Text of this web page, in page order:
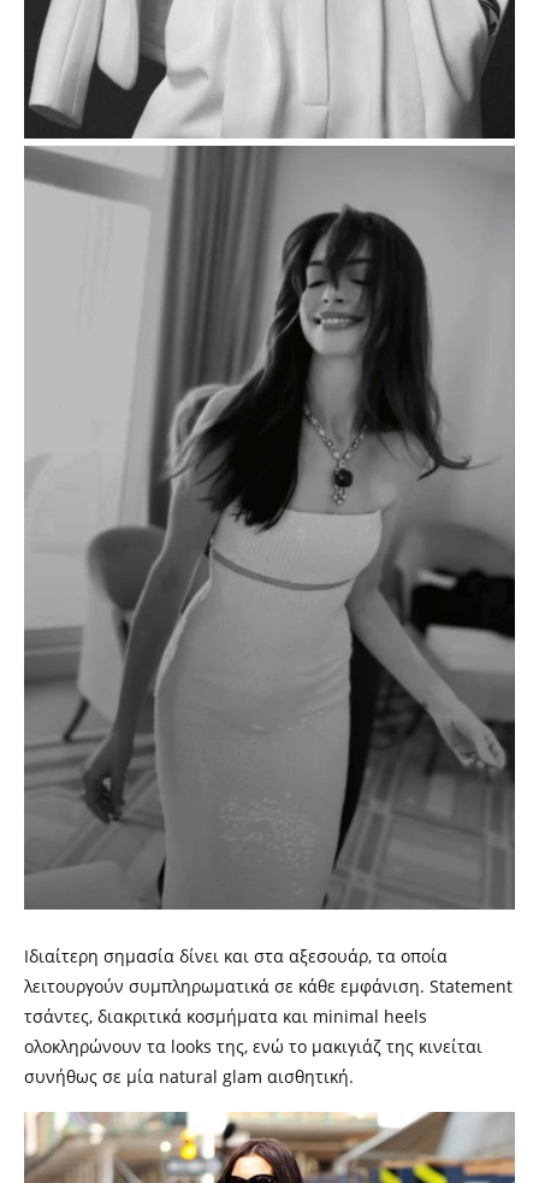
Ιδιαίτερη σημασία δίνει και στα αξεσουάρ, τα οποία
λειτουργούν συμπληρωματικά σε κάθε εμφάνιση. Statement
τσάντες, διακριτικά κοσμήματα και minimal heels
ολοκληρώνουν τα looks της, ενώ το μακιγιάζ της κινείται
συνήθως σε μία natural glam αισθητική.